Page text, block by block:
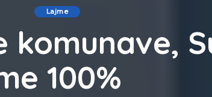
Lajme
komunave,
100%